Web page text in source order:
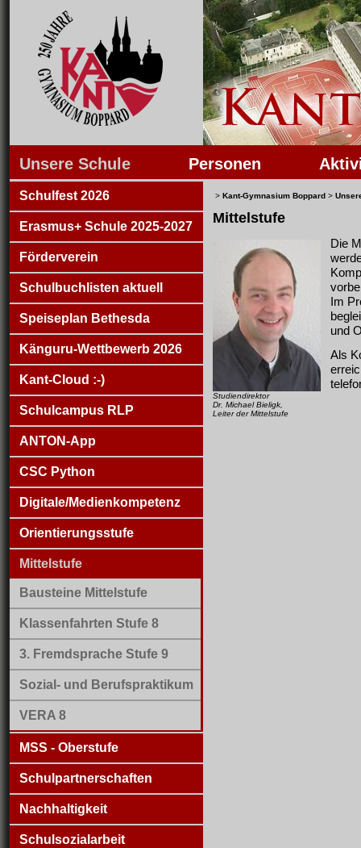
Unsere Schule Personen
Schulfest 2026
Erasmus+ Schule 2025-2027
Förderverein
Schulbuchlisten aktuell
Speiseplan Bethesda
Känguru-Wettbewerb 2026
Kant-Cloud :-)
Schulcampus RLP
ANTON-App
CSC Python
Digitale/Medienkompetenz
Orientierungsstufe
Mittelstufe
Bausteine Mittelstufe
Klassenfahrten Stufe 8
3. Fremdsprache Stufe 9
Sozial- und Berufspraktikum
VERA 8
MSS - Oberstufe
Schulpartnerschaften
Nachhaltigkeit
Schulsozialarbeit
> Kant-Gymnasium Boppard >
Mittelstufe
Studiendirektor
Dr. Michael Bieligk,
Leiter der Mittelstufe
Die
Im
und
Als